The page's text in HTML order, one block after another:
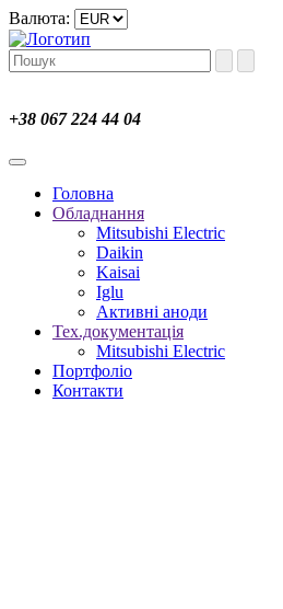
Валюта:
+38 067 224 44 04
Головна
Обладнання
Mitsubishi Electric
Daikin
Kaisai
Iglu
Активні аноди
Тех.документація
Mitsubishi Electric
Портфоліо
Контакти